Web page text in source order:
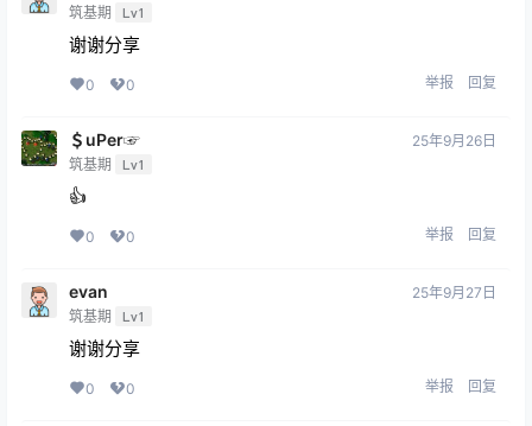
筑基期 Lv1
谢谢分享
0 0 举报 回复
＄uΡer☞
筑基期 Lv1
25年9月26日
👍
0 0 举报 回复
evan
筑基期 Lv1
25年9月27日
谢谢分享
0 0 举报 回复